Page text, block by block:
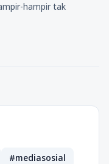
hampir tak
#mediasosial